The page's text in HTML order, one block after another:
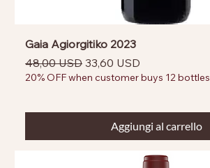
Gaia Agiorgitiko 2023
Prezzo regolare
48,00 USD Prezzo scontato
33,60 USD
20% OFF when customer buys 12 bottles
Aggiungi al carrello